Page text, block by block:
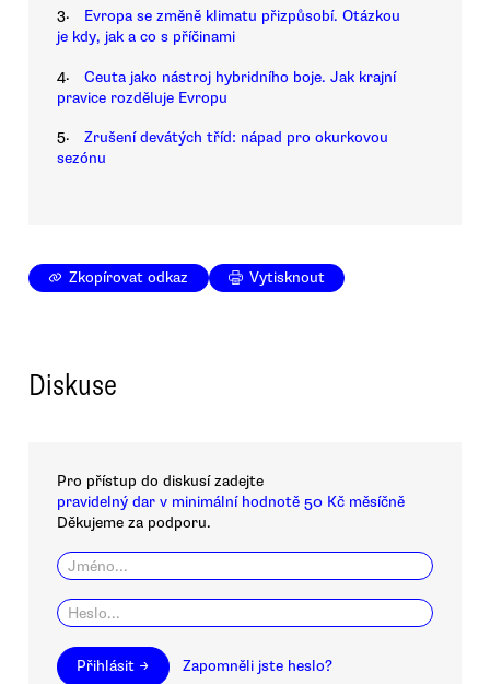
3.
Evropa se změně klimatu přizpůsobí. Otázkou
je kdy, jak a co s příčinami
4.
Ceuta jako nástroj hybridního boje. Jak krajní
pravice rozděluje Evropu
5.
Zrušení devátých tříd: nápad pro okurkovou
sezónu
Zkopírovat odkaz Vytisknout
Diskuse
Pro přístup do diskusí zadejte
pravidelný dar v minimální hodnotě 50 Kč měsíčně
Děkujeme za podporu.
Přihlásit → Zapomněli jste heslo?